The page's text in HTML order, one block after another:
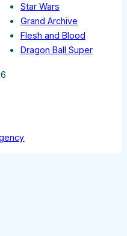
Star Wars
Grand Archive
Flesh and Blood
Dragon Ball Super